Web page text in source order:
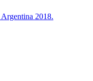
2018.